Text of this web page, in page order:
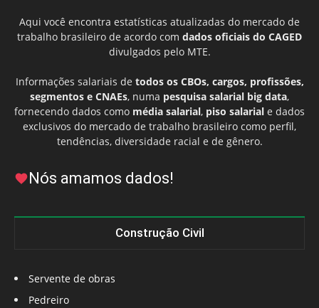
Aqui você encontra estatísticas atualizadas do mercado de
trabalho brasileiro de acordo com dados oficiais do CAGED
divulgados pelo MTE.
Informações salariais de todos os CBOs, cargos, profissões,
segmentos e CNAEs, numa pesquisa salarial big data,
fornecendo dados como média salarial, piso salarial e dados
exclusivos do mercado de trabalho brasileiro como perfil,
tendências, diversidade racial e de gênero.
Nós amamos dados!
Construção Civil
Servente de obras
Pedreiro